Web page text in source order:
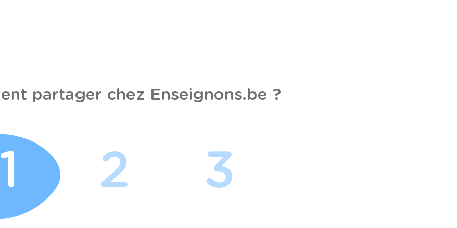
partager chez Enseignons.be ?
1 2 3